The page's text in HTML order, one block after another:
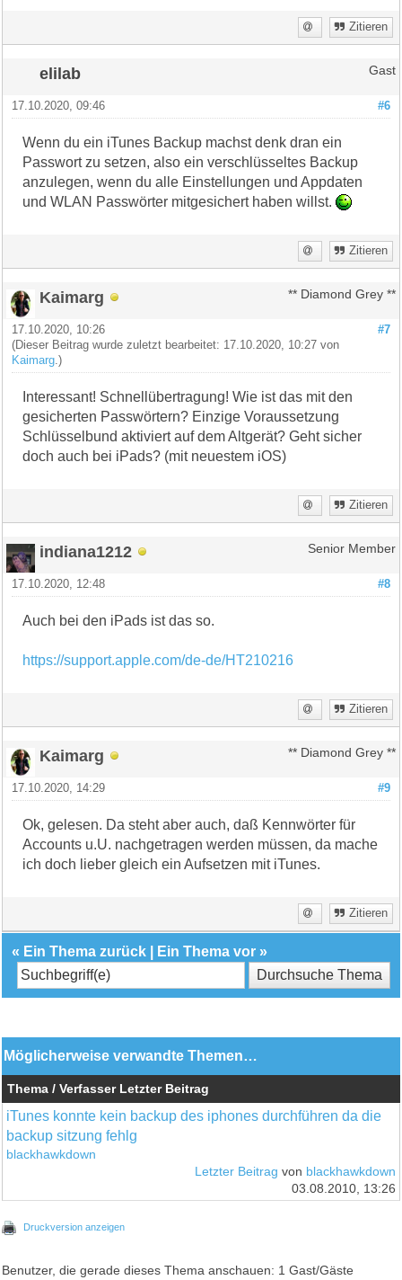
Zitieren
elilab Gast
#6
17.10.2020, 09:46
Wenn du ein iTunes Backup machst denk dran ein
Passwort zu setzen, also ein verschlüsseltes Backup
anzulegen, wenn du alle Einstellungen und Appdaten
und WLAN Passwörter mitgesichert haben willst.
Zitieren
Kaimarg ** Diamond Grey **
#7
17.10.2020, 10:26
(Dieser Beitrag wurde zuletzt bearbeitet: 17.10.2020, 10:27 von
Kaimarg .)
Interessant! Schnellübertragung! Wie ist das mit den
gesicherten Passwörtern? Einzige Voraussetzung
Schlüsselbund aktiviert auf dem Altgerät? Geht sicher
doch auch bei iPads? (mit neuestem iOS)
Zitieren
indiana1212 Senior Member
#8
17.10.2020, 12:48
Auch bei den iPads ist das so.
https://support.apple.com/de-de/HT210216
Zitieren
Kaimarg ** Diamond Grey **
#9
17.10.2020, 14:29
Ok, gelesen. Da steht aber auch, daß Kennwörter für
Accounts u.U. nachgetragen werden müssen, da mache
ich doch lieber gleich ein Aufsetzen mit iTunes.
Zitieren
« Ein Thema zurück Ein Thema vor »
Möglicherweise verwandte Themen…
Thema / Verfasser Letzter Beitrag
iTunes konnte kein backup des iphones durchführen da die
backup sitzung fehlg
blackhawkdown
Letzter Beitrag von blackhawkdown
03.08.2010, 13:26
Druckversion anzeigen
Benutzer, die gerade dieses Thema anschauen: 1 Gast/Gäste